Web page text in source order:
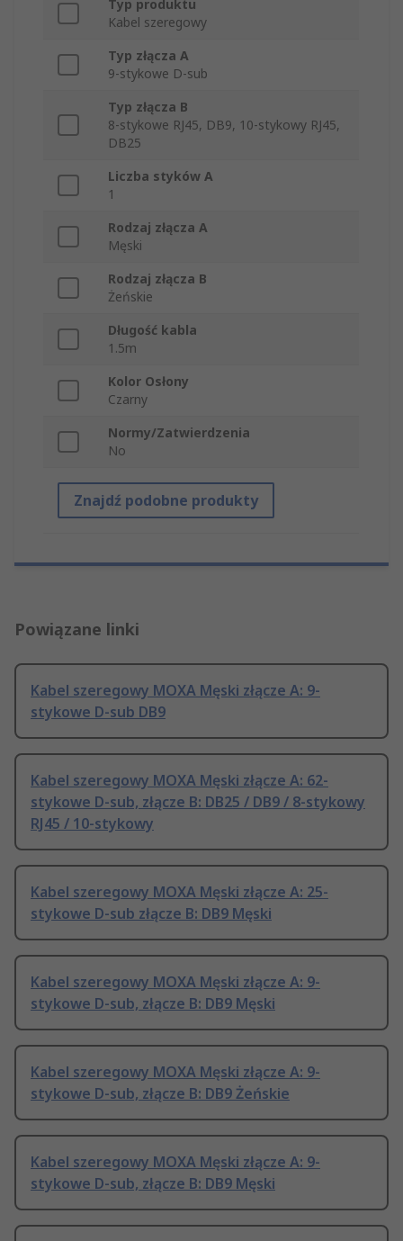
Typ produktu
Kabel szeregowy
Typ złącza A
9-stykowe D-sub
Typ złącza B
8-stykowe RJ45, DB9, 10-stykowy RJ45,
DB25
Liczba styków A
1
Rodzaj złącza A
Męski
Rodzaj złącza B
Żeńskie
Długość kabla
1.5m
Kolor Osłony
Czarny
Normy/Zatwierdzenia
No
Znajdź podobne produkty
Powiązane linki
Kabel szeregowy MOXA Męski złącze A: 9-
stykowe D-sub DB9
Kabel szeregowy MOXA Męski złącze A: 62-
stykowe D-sub, złącze B: DB25 / DB9 / 8-stykowy
RJ45 / 10-stykowy
Kabel szeregowy MOXA Męski złącze A: 25-
stykowe D-sub złącze B: DB9 Męski
Kabel szeregowy MOXA Męski złącze A: 9-
stykowe D-sub, złącze B: DB9 Męski
Kabel szeregowy MOXA Męski złącze A: 9-
stykowe D-sub, złącze B: DB9 Żeńskie
Kabel szeregowy MOXA Męski złącze A: 9-
stykowe D-sub, złącze B: DB9 Męski